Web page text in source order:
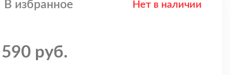
В избранное Нет в наличии
руб.